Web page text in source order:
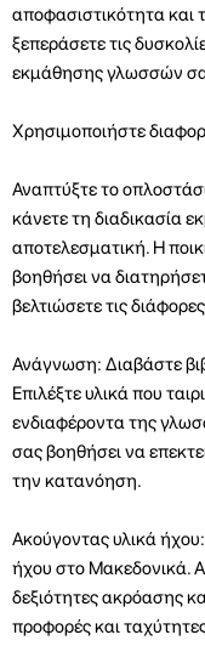
αποφασιστικότητα και
ξεπεράσετε τις
εκμάθησης γλωσσών
Χρησιμοποιήστε
Αναπτύξτε το
κάνετε τη διαδικασία
αποτελεσματική. Η
βοηθήσει να
βελτιώσετε τις
Ανάγνωση: Διαβάστε
Επιλέξτε υλικά που
ενδιαφέροντα της
σας βοηθήσει να
την κατανόηση.
Ακούγοντας υλικά
ήχου στο Μακεδονικά.
δεξιότητες ακρόασης
προφορές και